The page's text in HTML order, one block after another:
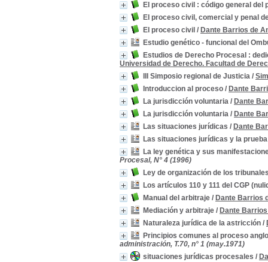
El proceso civil : código general del
El proceso civil, comercial y penal
El proceso civil / Dante Barrios de
Estudio genético - funcional del
Estudios de Derecho Procesal :
Universidad de Derecho. Facultad de
III Simposio regional de Justicia /
Introduccion al proceso / Dante
La jurisdicción voluntaria / Dante
La jurisdicción voluntaria / Dante
Las situaciones jurídicas / Dante
Las situaciones jurídicas y la prueba
La ley genética y sus
Procesal, N° 4 (1996)
Ley de organización de los
Los artículos 110 y 111 del CGP
Manual del arbitraje / Dante Barrios
Mediación y arbitraje / Dante
Naturaleza jurídica de la astricción /
Principios comunes al proceso
administración, T.70, n° 1 (may.1971)
situaciones jurídicas procesales /